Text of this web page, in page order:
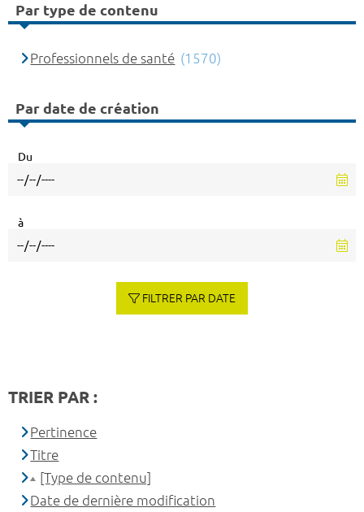
Par type de contenu
Professionnels de santé (1570)
Par date de création
Du
à
FILTRER PAR DATE
TRIER PAR :
Pertinence
Titre
[Type de contenu]
Date de dernière modification